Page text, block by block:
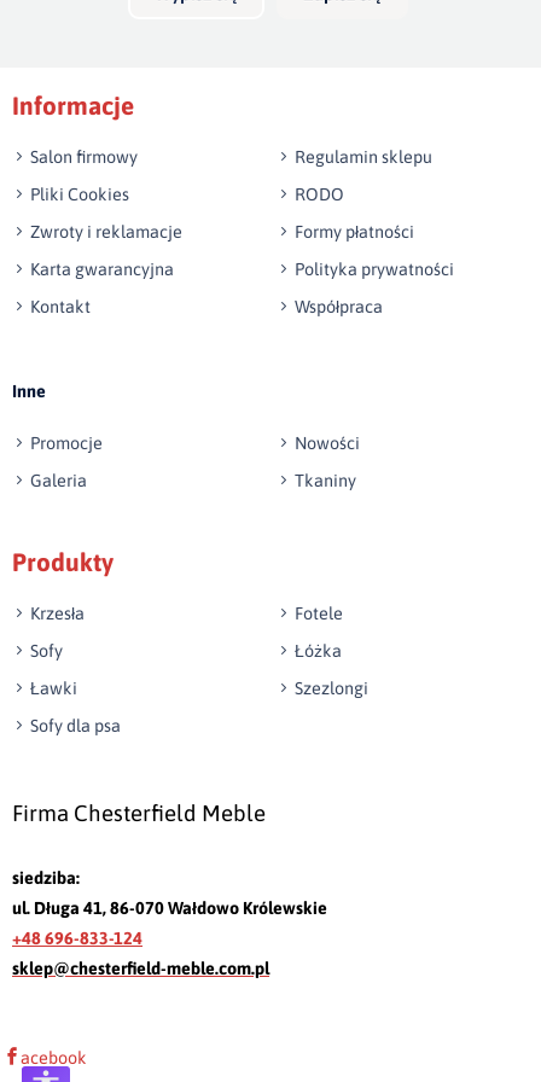
Informacje
Salon firmowy
Regulamin sklepu
Pliki Cookies
RODO
Zwroty i reklamacje
Formy płatności
Karta gwarancyjna
Polityka prywatności
Kontakt
Współpraca
Inne
Promocje
Nowości
Galeria
Tkaniny
Produkty
Krzesła
Fotele
Sofy
Łóżka
Ławki
Szezlongi
Sofy dla psa
Firma Chesterfield Meble
siedziba:
ul. Długa 41, 86-070 Wałdowo Królewskie
+48 696-833-124
sklep@chesterfield-meble.com.pl
acebook